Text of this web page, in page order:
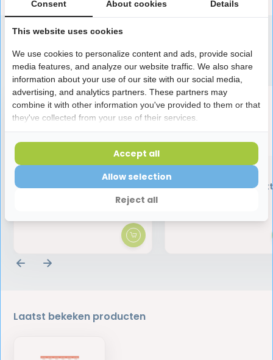
Speciaal aanbevolen voor jou
Elmex Anti-Cariës
Tandenborstel Medium
Elmex Sensitive
Tandenborstel -
Laatst bekeken producten
Consent About cookies Details
This website uses cookies
We use cookies to personalize content and ads, provide social
media features, and analyze our website traffic. We also share
information about your use of our site with our social media,
advertising, and analytics partners. These partners may
combine it with other information you've provided to them or that
they've collected from your use of their services.
Reject all
Allow selection
Accept all